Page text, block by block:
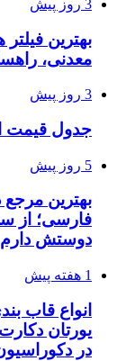
3 روز پیش
بهترین
معدنی،
3 روز پیش
جدول قیمت
5 روز پیش
بهترین مرجع
فارسی؛ از
دوستش دارم
1 هفته پیش
انواع قاب
یورتان
در